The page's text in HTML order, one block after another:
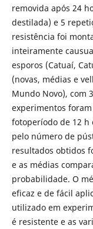
removida após 24
destilada) e 5
resistência foi
inteiramente
esporos (Catuaí,
(novas, médias e
Mundo Novo), com
experimentos
fotoperíodo de 12 h
pelo número de
resultados obtidos
e as médias
probabilidade. O
eficaz e de fácil
utilizado em
é resistente e as